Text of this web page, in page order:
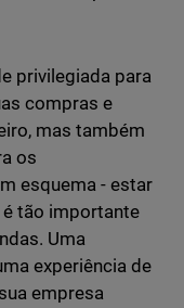
privilegiada para
compras e
mas também
os
esquema - estar
tão importante
Uma
experiência de
empresa